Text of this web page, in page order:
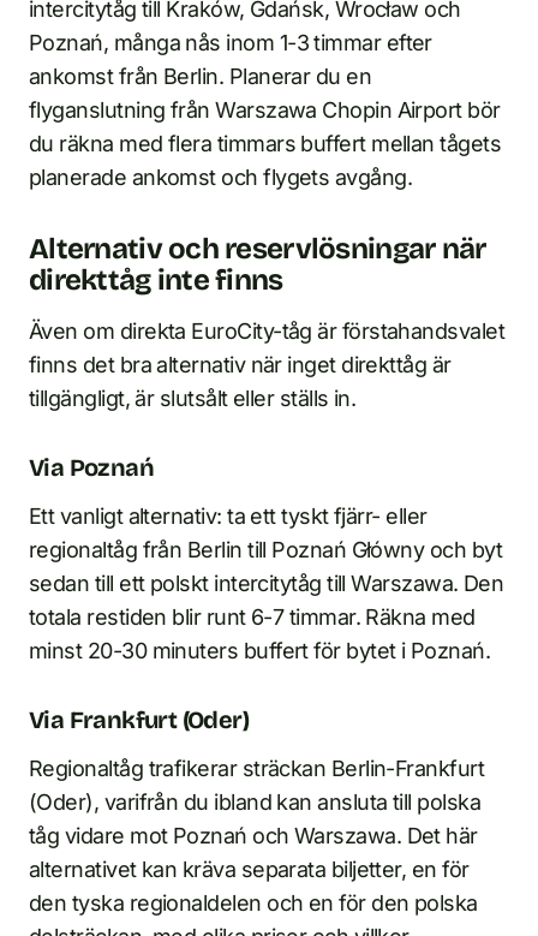
intercitytåg till Kraków, Gdańsk, Wrocław och
Poznań, många nås inom 1-3 timmar efter
ankomst från Berlin. Planerar du en
flyganslutning från Warszawa Chopin Airport bör
du räkna med flera timmars buffert mellan tågets
planerade ankomst och flygets avgång.
Alternativ och reservlösningar när
direkttåg inte finns
Även om direkta EuroCity-tåg är förstahandsvalet
finns det bra alternativ när inget direkttåg är
tillgängligt, är slutsålt eller ställs in.
Via Poznań
Ett vanligt alternativ: ta ett tyskt fjärr- eller
regionaltåg från Berlin till Poznań Główny och byt
sedan till ett polskt intercitytåg till Warszawa. Den
totala restiden blir runt 6-7 timmar. Räkna med
minst 20-30 minuters buffert för bytet i Poznań.
Via Frankfurt (Oder)
Regionaltåg trafikerar sträckan Berlin-Frankfurt
(Oder), varifrån du ibland kan ansluta till polska
tåg vidare mot Poznań och Warszawa. Det här
alternativet kan kräva separata biljetter, en för
den tyska regionaldelen och en för den polska